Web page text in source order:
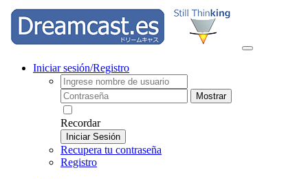
Iniciar sesión/Registro
Mostrar
Recordar
Iniciar Sesión
Recupera tu contraseña
Registro